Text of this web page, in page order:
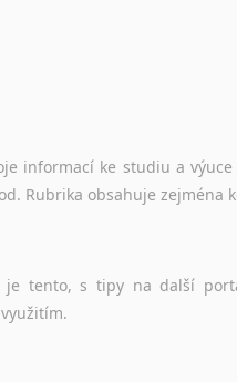
informací ke studiu a výuce
Rubrika obsahuje zejména
je tento, s tipy na další
využitím.